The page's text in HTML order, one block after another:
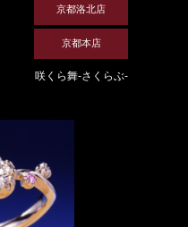
京都洛北店
京都本店
咲くら舞-さくらぶ-